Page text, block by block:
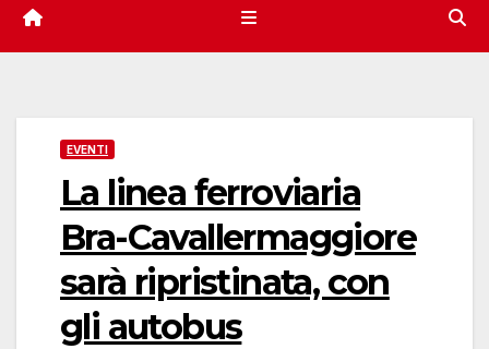
EVENTI
La linea ferroviaria
Bra-Cavallermaggiore
sarà ripristinata, con
gli autobus